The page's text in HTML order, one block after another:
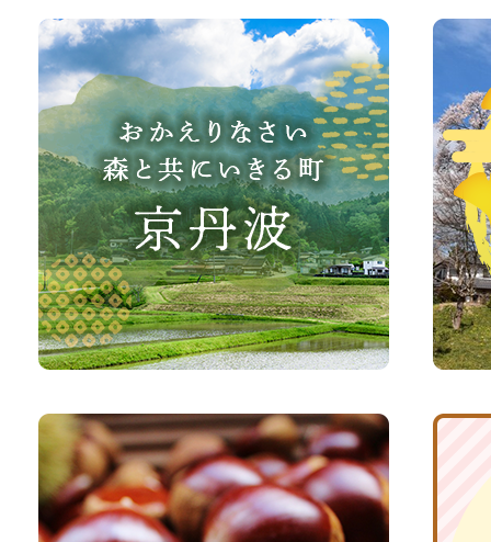
お
か
え
り
な
さ
い、
森
共
に
い
京
波
町
観
光
サ
イ
ふ
る
さ
京
波